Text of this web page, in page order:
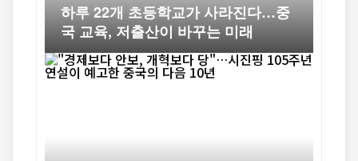
하루 22개 초등학교가 사라진다…중
국 교육, 저출산이 바꾸는 미래